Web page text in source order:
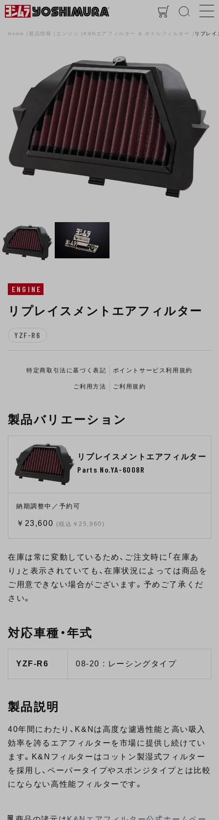
Home 製品情報 エンジン K&Nエアフィルター & オイルフィルター リプレ
ENGINE
リプレイスメントエアフィルター
YZF-R6
特定商取引法に基づく表記 ポイントサービス利用規約
ご利用方法 ご利用規約
製品バリエーション
リプレイスメントエアフィルター
Parts No.YA-6008R
納期調整中／予約可
￥23,600 (税込￥25,960)
在庫は常に変動しているため、ご注文時に「在庫あ
り」と表示されていても、在庫状況によっては商品を
ご用意できない場合がございます。予めご了承くだ
さい。
対応車種・年式
YZF-R6 08-20 : レーシングタイプ
製品説明
40年間にわたり、K&Nは高度な濾過性能と高い吸入
効率を誇るエアフィルターを市場に提供し続けてい
ます。K&Nフィルターはコットン製湿式フィルター
を採用し、ペーパータイプやスポンジタイプとは比較
にならない高性能フィルターです。